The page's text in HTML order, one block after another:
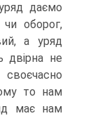
даємо
чи оборог,
а уряд
двірна не
то нам
має нам